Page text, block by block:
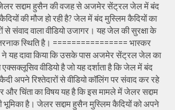
जेलर सद्दाम हुसैन की वजह से अजमेर सेंट्रल जेल में बंद
की मौज हो रही है? जेल में बंद मुस्लिम कैदियों का
से संवाद वाला वीडियो उजागर। यह जेल की सुरक्षा के
स्थिति है। ================ भास्कर
यह दावा किया कि उसके पास अजमेर सेंट्रल जेल का
वीडियो है जो यह दर्शाता है कि जेल में बंद
अपने रिश्तेदारों से वीडियो कॉलिंग पर संवाद कर रहे
और चिंता का विषय यह है कि इस मामले में जेलर सद्दाम
है। जेलर सद्दाम हुसैन मुस्लिम कैदियों को अपने